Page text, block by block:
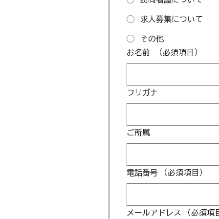
求人募集について
その他
お名前
（必須項目）
フリガナ
ご所属
電話番号 （必須項目）
メールアドレス （必須項